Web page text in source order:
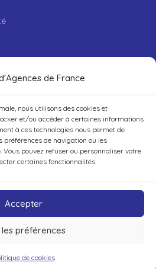
de France
nous utilisons des cookies et
et/ou accéder à certaines informations
à ces technologies nous permet de
préférences de navigation ou les
pouvez refuser ou personnaliser votre
certaines fonctionnalités.
Accepter
préférences
de cookies